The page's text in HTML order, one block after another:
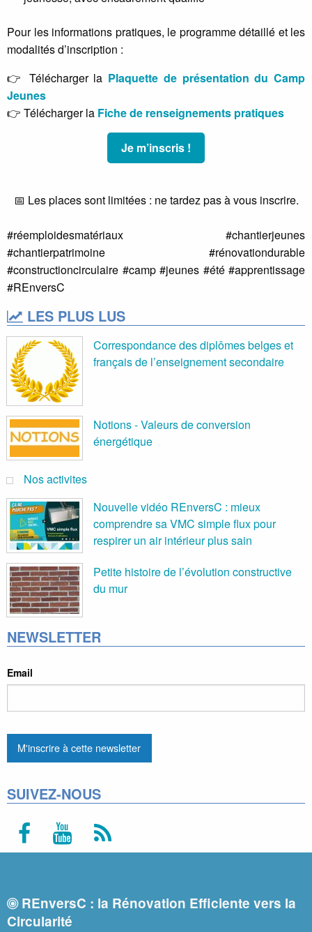
Pour les informations pratiques, le programme détaillé et les
modalités d’inscription :
👉 Télécharger la Plaquette de présentation du Camp
Jeunes
👉 Télécharger la Fiche de renseignements pratiques
Je m’inscris !
📅 Les places sont limitées : ne tardez pas à vous inscrire.
#réemploidesmatériaux #chantierjeunes
#chantierpatrimoine #rénovationdurable
#constructioncirculaire #camp #jeunes #été #apprentissage
#REnversC
LES PLUS LUS
Correspondance des diplômes belges et
français de l’enseignement secondaire
Notions - Valeurs de conversion
énergétique
Nos activites
Nouvelle vidéo REnversC : mieux
comprendre sa VMC simple flux pour
respirer un air intérieur plus sain
Petite histoire de l’évolution constructive
du mur
NEWSLETTER
Email
SUIVEZ-NOUS
REnversC : la Rénovation Efficiente vers la
Circularité